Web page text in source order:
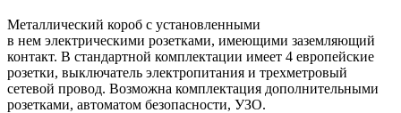
Металлический короб с установленными
в нем электрическими розетками, имеющими заземляющий
контакт. В стандартной комплектации имеет 4 европейские
розетки, выключатель электропитания и трехметровый
сетевой провод. Возможна комплектация дополнительными
розетками, автоматом безопасности, УЗО.